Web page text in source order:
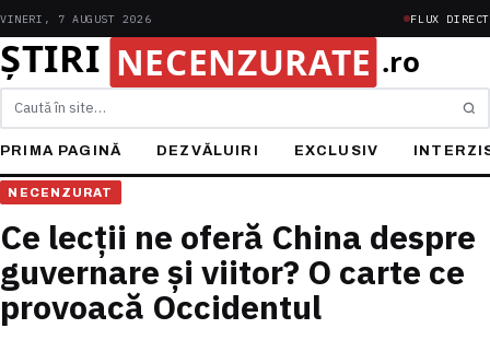
VINERI, 7 AUGUST 2026 FLUX DIRECT
Caută
PRIMA PAGINĂ DEZVĂLUIRI EXCLUSIV
NECENZURAT
Ce lecții ne oferă China despre
guvernare și viitor? O carte ce
provoacă Occidentul